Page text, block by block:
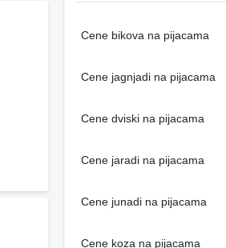
Cene bikova na pijacama
Cene jagnjadi na pijacama
Cene dviski na pijacama
Cene jaradi na pijacama
Cene junadi na pijacama
Cene koza na pijacama